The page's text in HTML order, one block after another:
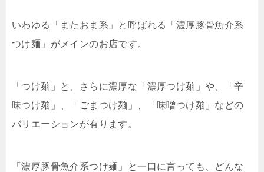
いわゆる「またおま系」と呼ばれる「濃厚豚骨魚介系
つけ麺」がメインのお店です。
「つけ麺」と、さらに濃厚な「濃厚つけ麺」や、「辛
味つけ麺」、「ごまつけ麺」、「味噌つけ麺」などの
バリエーションが有ります。
「濃厚豚骨魚介系つけ麺」と一口に言っても、どんな